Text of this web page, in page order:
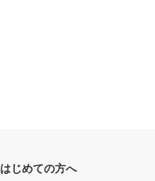
はじめての方へ